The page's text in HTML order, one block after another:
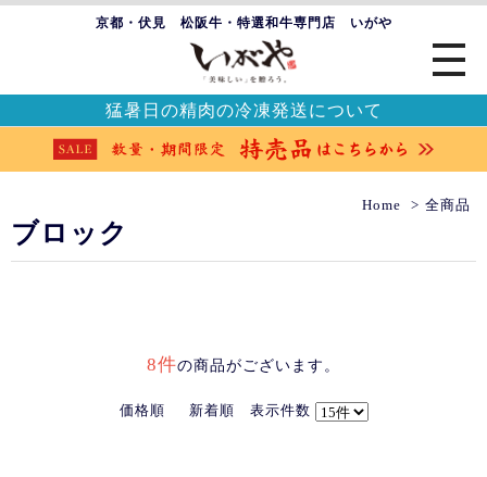
京都・伏見 松阪牛・特選和牛専門店 いがや
猛暑日の精肉の冷凍発送について
Home 全商品
ブロック
8件の商品がございます。
価格順 新着順 表示件数